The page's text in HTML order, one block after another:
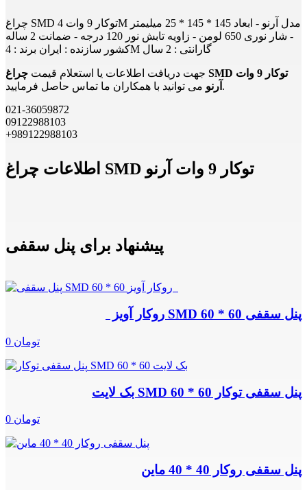
چراغ SMD توکار 9 وات 4M مدل آرنو - ابعاد 145 * 145 * 25 میلیمتر
- شار نوری 650 لومن - زاویه تابش نور 120 درجه - ضمانت 2 ساله
کشور سازنده : ایران برند : 4M گارانتی : 2 سال
جهت دریافت اطلاعات یا استعلام قیمت چراغ SMD توکار 9 وات
آرنو می توانید با همکاران ما تماس حاصل فرمایید.
021-36059872
09122988103
+989122988103
اطلاعات چراغ SMD توکار 9 وات آرنو
پیشنهاد برای پنل سقفی
پنل سقفی SMD 60 * 60 روکار آویز
0 تومان
پنل سقفی توکار SMD 60 * 60 بک لایت
0 تومان
پنل سقفی روکار 40 * 40 ماین